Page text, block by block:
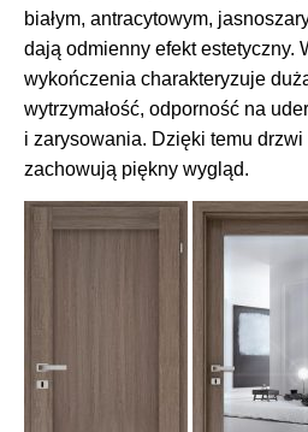
białym, antracytowym,
dają odmienny efekt estetyczny.
wykończenia charakteryzuje
wytrzymałość, odporność na
i zarysowania. Dzięki temu drzwi
zachowują piękny wygląd.